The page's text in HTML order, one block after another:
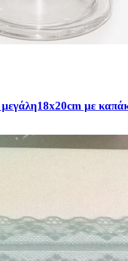
μεγάλη18x20cm με